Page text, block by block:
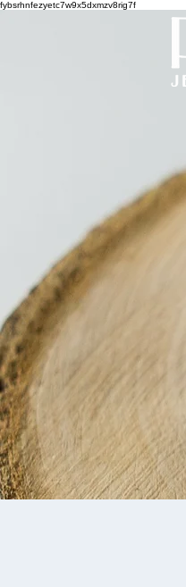
fybsrhnfezyetc7w9x5dxmzv8rig7f